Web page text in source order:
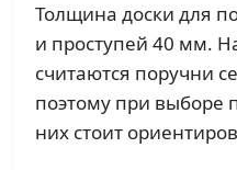
Толщина доски для
и проступей 40 мм.
считаются поручни
поэтому при выборе
них стоит